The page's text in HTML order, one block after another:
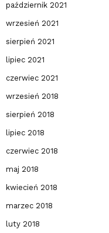
październik 2021
wrzesień 2021
sierpień 2021
lipiec 2021
czerwiec 2021
wrzesień 2018
sierpień 2018
lipiec 2018
czerwiec 2018
maj 2018
kwiecień 2018
marzec 2018
luty 2018